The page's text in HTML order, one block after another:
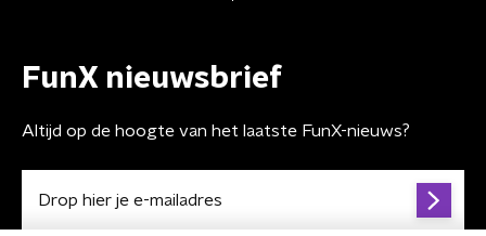
FunX nieuwsbrief
Altijd op de hoogte van het laatste FunX-nieuws?